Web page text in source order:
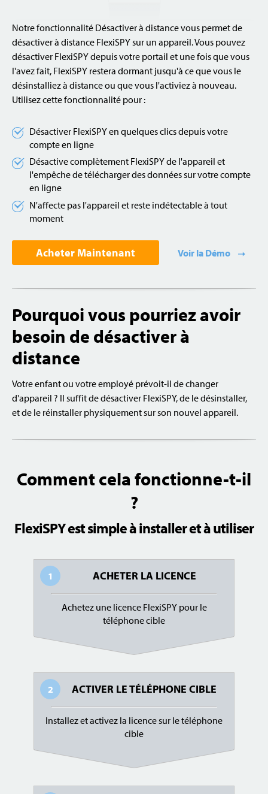
Notre fonctionnalité Désactiver à distance vous permet de
désactiver à distance FlexiSPY sur un appareil. Vous pouvez
désactiver FlexiSPY depuis votre portail et une fois que vous
l'avez fait, FlexiSPY restera dormant jusqu'à ce que vous le
désinstalliez à distance ou que vous l'activiez à nouveau.
Utilisez cette fonctionnalité pour :
Désactiver FlexiSPY en quelques clics depuis votre
compte en ligne
Désactive complètement FlexiSPY de l'appareil et
l'empêche de télécharger des données sur votre compte
en ligne
N'affecte pas l'appareil et reste indétectable à tout
moment
Acheter Maintenant Voir la Démo
Pourquoi vous pourriez avoir
besoin de désactiver à
distance
Votre enfant ou votre employé prévoit-il de changer
d'appareil ? Il suffit de désactiver FlexiSPY, de le désinstaller,
et de le réinstaller physiquement sur son nouvel appareil.
Comment cela fonctionne-t-il
?
FlexiSPY est simple à installer et à utiliser
1 ACHETER LA LICENCE
Achetez une licence FlexiSPY pour le
téléphone cible
2 ACTIVER LE TÉLÉPHONE CIBLE
Installez et activez la licence sur le téléphone
cible